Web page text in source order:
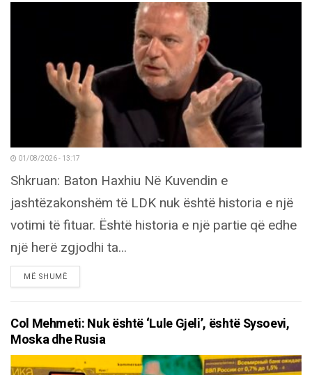
01/08/2026 - 13:17
Shkruan: Baton Haxhiu Në Kuvendin e
jashtëzakonshëm të LDK nuk është historia e një
votimi të fituar. Është historia e një partie që edhe
një herë zgjodhi ta...
MË SHUMËDETAILS
Col Mehmeti: Nuk është ‘Lule Gjeli’, është Sysoevi,
Moska dhe Rusia